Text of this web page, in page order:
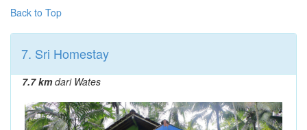
Back to Top
7. Sri Homestay
7.7 kmdari Wates